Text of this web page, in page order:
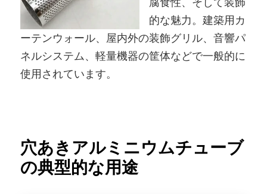
的な魅力。建築用カ
ーテンウォール、屋内外の装飾グリル、音響パ
ネルシステム、軽量機器の筐体などで一般的に
使用されています。
穴あきアルミニウムチューブ
の典型的な用途